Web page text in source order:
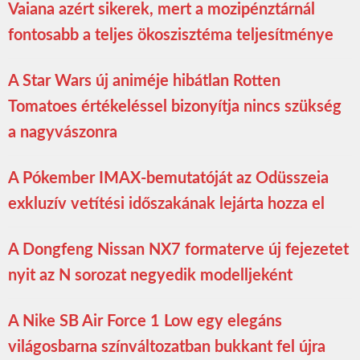
Vaiana azért sikerek, mert a mozipénztárnál
fontosabb a teljes ökoszisztéma teljesítménye
A Star Wars új animéje hibátlan Rotten
Tomatoes értékeléssel bizonyítja nincs szükség
a nagyvászonra
A Pókember IMAX-bemutatóját az Odüsszeia
exkluzív vetítési időszakának lejárta hozza el
A Dongfeng Nissan NX7 formaterve új fejezetet
nyit az N sorozat negyedik modelljeként
A Nike SB Air Force 1 Low egy elegáns
világosbarna színváltozatban bukkant fel újra